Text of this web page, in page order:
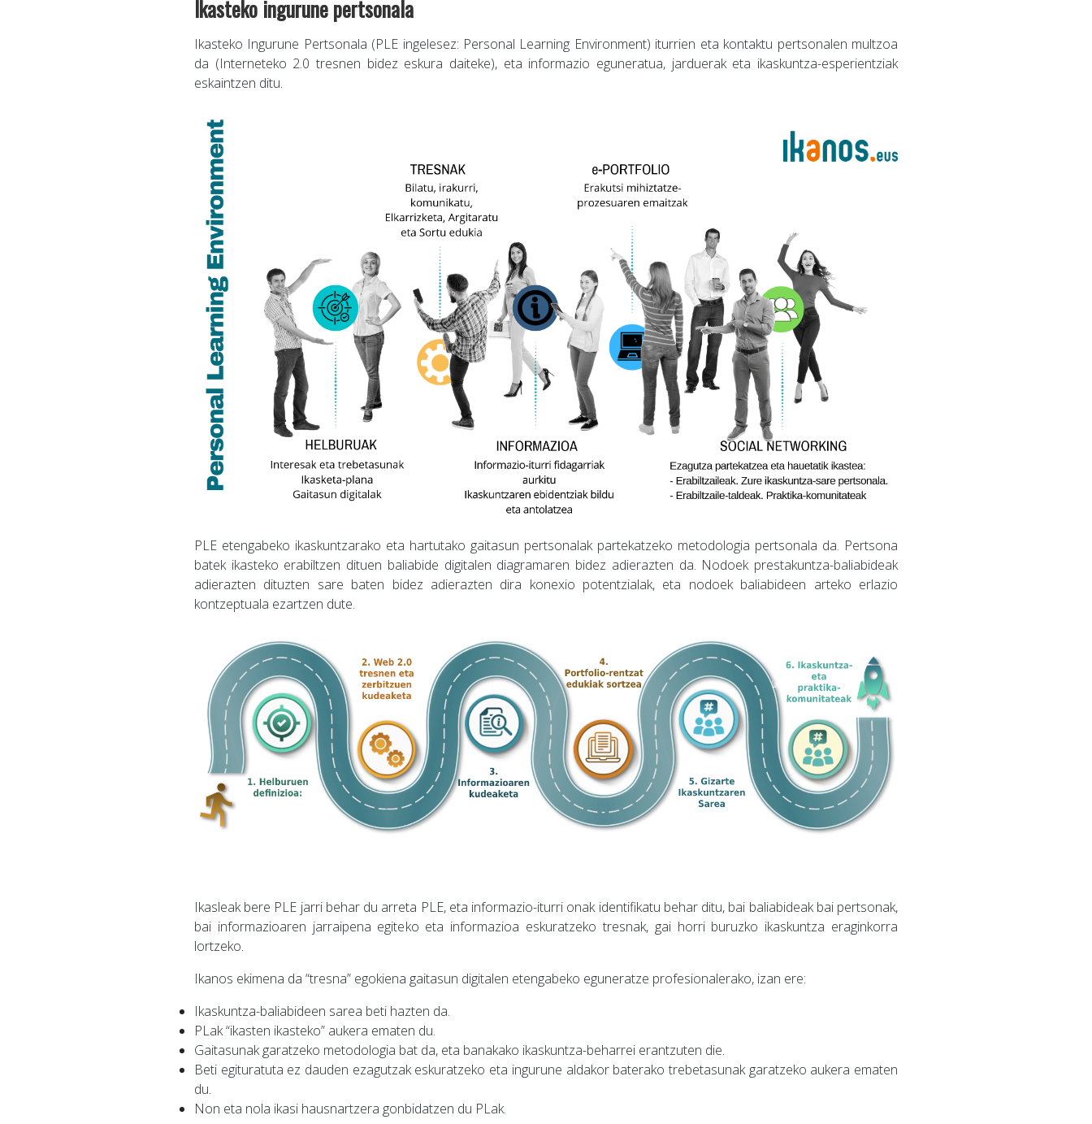
Ikasteko ingurune pertsonala
Ikasteko Ingurune Pertsonala (PLE ingelesez: Personal Learning Environment) iturrien eta kontaktu pertsonalen multzoa
da (Interneteko 2.0 tresnen bidez eskura daiteke), eta informazio eguneratua, jarduerak eta ikaskuntza-esperientziak
eskaintzen ditu.
PLE etengabeko ikaskuntzarako eta hartutako gaitasun pertsonalak partekatzeko metodologia pertsonala da. Pertsona
batek ikasteko erabiltzen dituen baliabide digitalen diagramaren bidez adierazten da. Nodoek prestakuntza-baliabideak
adierazten dituzten sare baten bidez adierazten dira konexio potentzialak, eta nodoek baliabideen arteko erlazio
kontzeptuala ezartzen dute.
Ikasleak bere PLE jarri behar du arreta PLE, eta informazio-iturri onak identifikatu behar ditu, bai baliabideak bai pertsonak,
bai informazioaren jarraipena egiteko eta informazioa eskuratzeko tresnak, gai horri buruzko ikaskuntza eraginkorra
lortzeko.
Ikanos ekimena da “tresna” egokiena gaitasun digitalen etengabeko eguneratze profesionalerako, izan ere:
Ikaskuntza-baliabideen sarea beti hazten da.
PLak “ikasten ikasteko” aukera ematen du.
Gaitasunak garatzeko metodologia bat da, eta banakako ikaskuntza-beharrei erantzuten die.
Beti egituratuta ez dauden ezagutzak eskuratzeko eta ingurune aldakor baterako trebetasunak garatzeko aukera ematen
du.
Non eta nola ikasi hausnartzera gonbidatzen du PLak.